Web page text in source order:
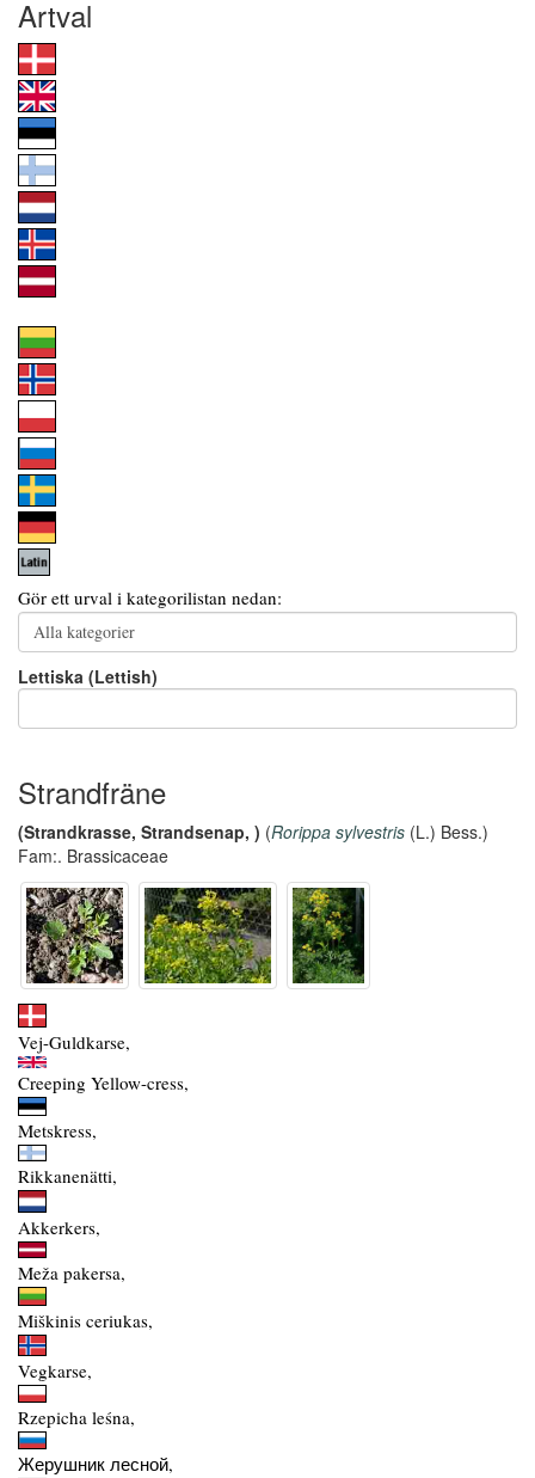
Artval
Gör ett urval i kategorilistan nedan:
Lettiska (Lettish)
Strandfräne
(Strandkrasse, Strandsenap, ) (Rorippa sylvestris (L.) Bess.)
Fam:. Brassicaceae
Vej-Guldkarse,
Creeping Yellow-cress,
Metskress,
Rikkanenätti,
Akkerkers,
Meža pakersa,
Miškinis ceriukas,
Vegkarse,
Rzepicha leśna,
Жерушник лесной,